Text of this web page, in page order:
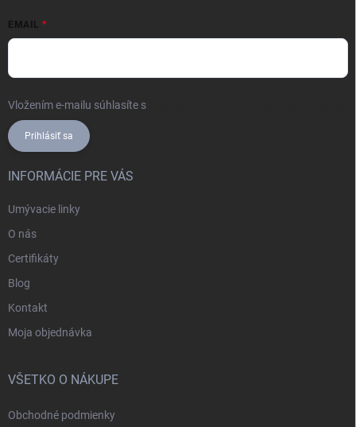
EMAIL
Vložením e-mailu súhlasíte s
Prihlásiť sa
INFORMÁCIE PRE VÁS
Umývacie linky
O nás
Certifikáty
Blog
Kontakt
Moja objednávka
VŠETKO O NÁKUPE
Obchodné podmienky